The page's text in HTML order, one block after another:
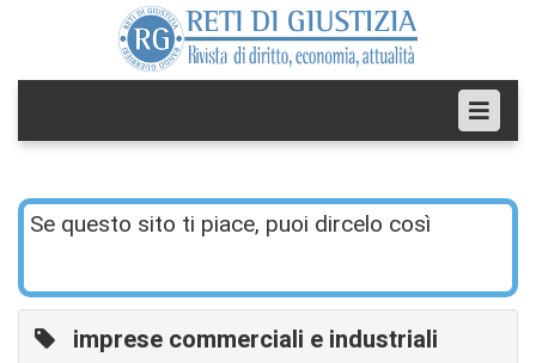
Se questo sito ti piace, puoi dircelo così
imprese commerciali e industriali